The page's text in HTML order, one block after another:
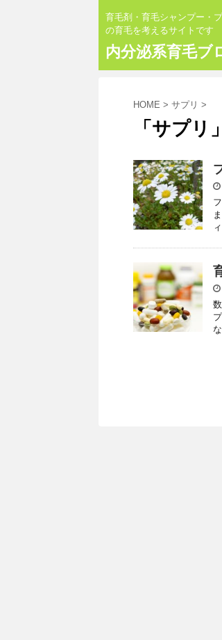
育毛剤・育毛シャンプー・
の育毛を考えるサイトです
内分泌系育毛ブ
HOME > サプリ >
「サプリ